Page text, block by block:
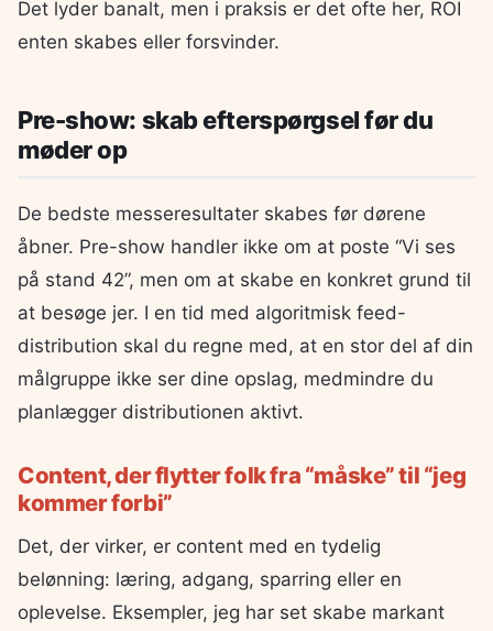
Det lyder banalt, men i praksis er det ofte her, ROI
enten skabes eller forsvinder.
Pre-show: skab efterspørgsel før du
møder op
De bedste messeresultater skabes før dørene
åbner. Pre-show handler ikke om at poste “Vi ses
på stand 42”, men om at skabe en konkret grund til
at besøge jer. I en tid med algoritmisk feed-
distribution skal du regne med, at en stor del af din
målgruppe ikke ser dine opslag, medmindre du
planlægger distributionen aktivt.
Content, der flytter folk fra “måske” til “jeg
kommer forbi”
Det, der virker, er content med en tydelig
belønning: læring, adgang, sparring eller en
oplevelse. Eksempler, jeg har set skabe markant